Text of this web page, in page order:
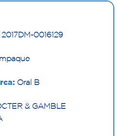
0016129
Oral B
& GAMBLE